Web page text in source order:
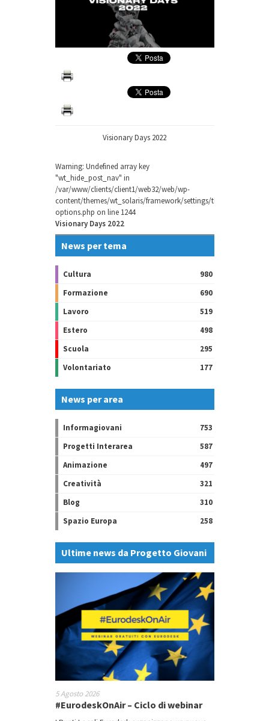
Visionary Days 2022
Warning: Undefined array key
"wt_hide_post_nav" in
/var/www/clients/client1/web32/web/wp-
content/themes/wt_solaris/framework/settings/theme-
options.php on line 1244
Visionary Days 2022
News per tema
Cultura
980
Formazione
690
Lavoro
519
Estero
498
Scuola
295
Volontariato
177
News per area
Informagiovani
753
Progetti Interarea
587
Animazione
497
Creatività
321
Blog
310
Spazio Europa
258
Ultime news da Progetto Giovani
5 Agosto 2026
#EurodeskOnAir – Ciclo di webinar